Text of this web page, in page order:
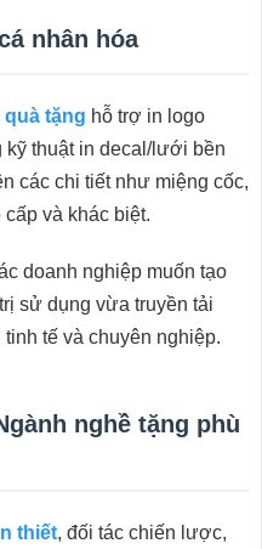
nhân hóa
tặng hỗ trợ in logo
thuật in decal/lưới bền
các chi tiết như miệng cốc,
và khác biệt.
doanh nghiệp muốn tạo
sử dụng vừa truyền tải
tế và chuyên nghiệp.
nghề tặng phù
thiết, đối tác chiến lược,